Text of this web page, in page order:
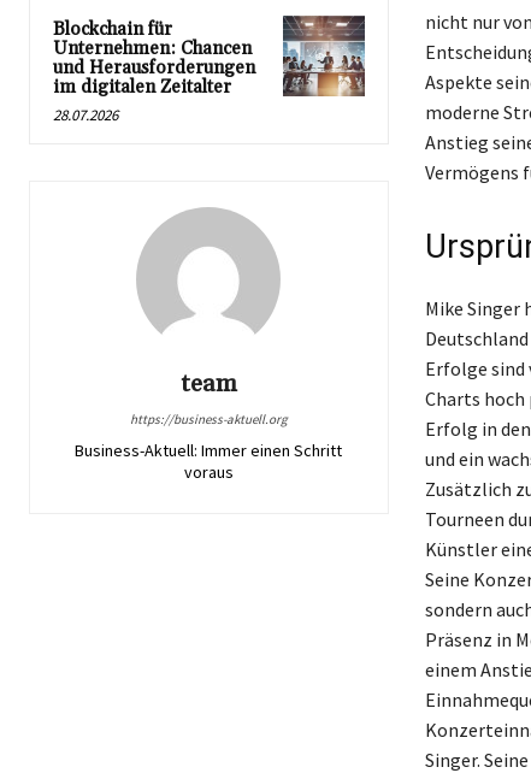
Blockchain für
Unternehmen: Chancen
und Herausforderungen
im digitalen Zeitalter
28.07.2026
team
https://business-aktuell.org
Business-Aktuell: Immer einen Schritt
voraus
nicht nur
Aspekte
moderne
Anstieg
Vermögens
Mike Singer
Erfolge sind
Charts
Erfolg in
und ein
Zusätzlich
Tourneen
Künstler
Seine
sondern
Präsenz in
einem
Singer.